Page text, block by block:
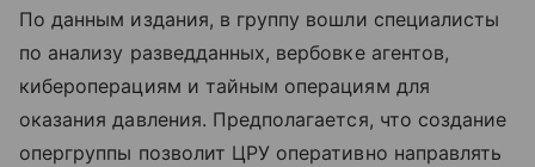
По данным издания, в группу вошли специалисты
по анализу разведданных, вербовке агентов,
кибероперациям и тайным операциям для
оказания давления. Предполагается, что создание
опергруппы позволит ЦРУ оперативно направлять